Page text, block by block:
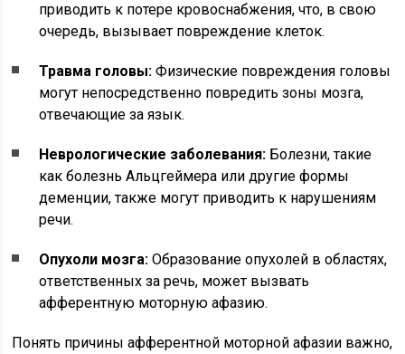
приводить к потере кровоснабжения, что, в свою
очередь, вызывает повреждение клеток.
Травма головы: Физические повреждения головы
могут непосредственно повредить зоны мозга,
отвечающие за язык.
Неврологические заболевания: Болезни, такие
как болезнь Альцгеймера или другие формы
деменции, также могут приводить к нарушениям
речи.
Опухоли мозга: Образование опухолей в областях,
ответственных за речь, может вызвать
афферентную моторную афазию.
Понять причины афферентной моторной афазии важно,